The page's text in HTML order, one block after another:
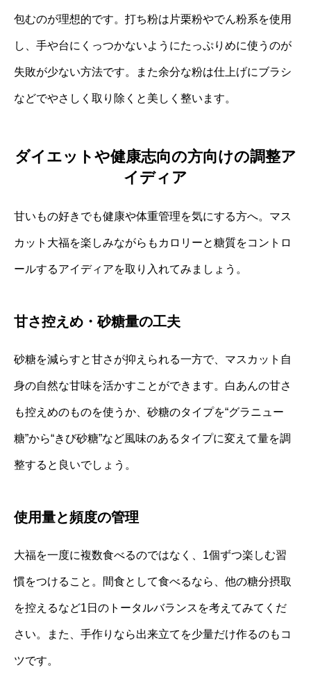
包むのが理想的です。打ち粉は片栗粉やでん粉系を使用
し、手や台にくっつかないようにたっぷりめに使うのが
失敗が少ない方法です。また余分な粉は仕上げにブラシ
などでやさしく取り除くと美しく整います。
ダイエットや健康志向の方向けの調整ア
イディア
甘いもの好きでも健康や体重管理を気にする方へ。マス
カット大福を楽しみながらもカロリーと糖質をコントロ
ールするアイディアを取り入れてみましょう。
甘さ控えめ・砂糖量の工夫
砂糖を減らすと甘さが抑えられる一方で、マスカット自
身の自然な甘味を活かすことができます。白あんの甘さ
も控えめのものを使うか、砂糖のタイプを“グラニュー
糖”から“きび砂糖”など風味のあるタイプに変えて量を調
整すると良いでしょう。
使用量と頻度の管理
大福を一度に複数食べるのではなく、1個ずつ楽しむ習
慣をつけること。間食として食べるなら、他の糖分摂取
を控えるなど1日のトータルバランスを考えてみてくだ
さい。また、手作りなら出来立てを少量だけ作るのもコ
ツです。